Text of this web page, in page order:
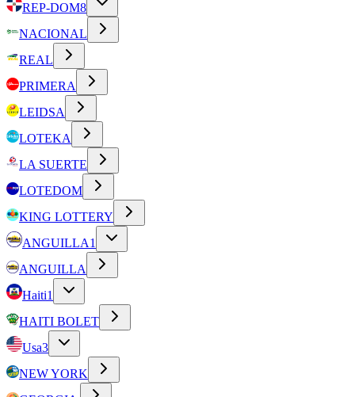
REP-DOM8
NACIONAL
REAL
PRIMERA
LEIDSA
LOTEKA
LA SUERTE
LOTEDOM
KING LOTTERY
ANGUILLA1
ANGUILLA
Haiti1
HAITI BOLET
Usa3
NEW YORK